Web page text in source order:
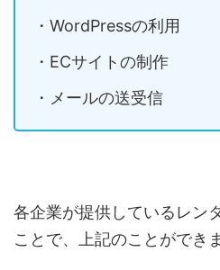
・ WordPressの利用
・ ECサイトの制作
・メールの送受信
各企業が提供しているレン
ことで、上記のことができ